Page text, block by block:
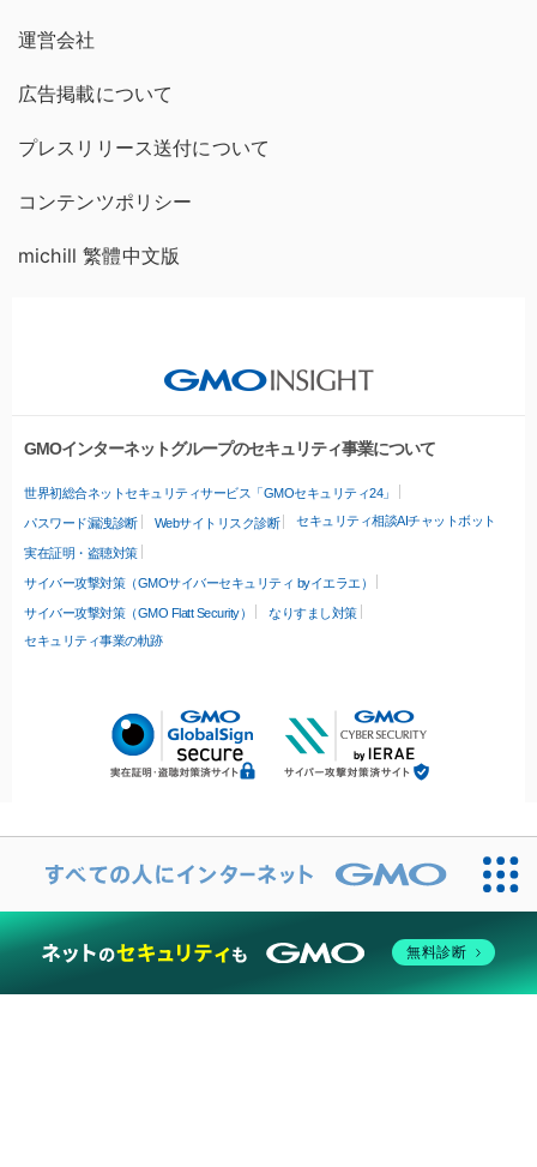
運営会社
広告掲載について
プレスリリース送付について
コンテンツポリシー
michill 繁體中文版
GMOインターネットグループのセキュリティ事業について
世界初総合ネットセキュリティサービス「GMOセキュリティ24」
パスワード漏洩診断 Webサイトリスク診断 セキュリティ相談AIチャットボット
実在証明・盗聴対策
サイバー攻撃対策（GMOサイバーセキュリティ byイエラエ）
サイバー攻撃対策（GMO Flatt Security）
なりすまし対策
セキュリティ事業の軌跡
無料診断